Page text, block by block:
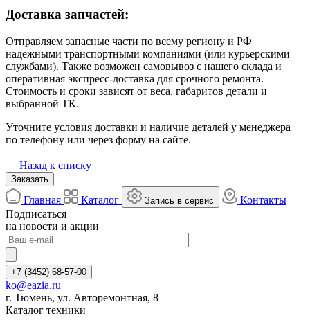
Доставка запчастей:
Отправляем запасные части по всему региону и РФ
надежными транспортными компаниями (или курьерскими
службами). Также возможен самовывоз с нашего склада и
оперативная экспресс-доставка для срочного ремонта.
Стоимость и сроки зависят от веса, габаритов детали и
выбранной ТК.
Уточните условия доставки и наличие деталей у менеджера
по телефону или через форму на сайте.
Назад к списку
Заказать
Главная Каталог Запись в сервис
Контакты
Подписаться
на новости и акции
+7 (3452) 68-57-00
ko@eazia.ru
г. Тюмень, ул. Авторемонтная, 8
Каталог техники